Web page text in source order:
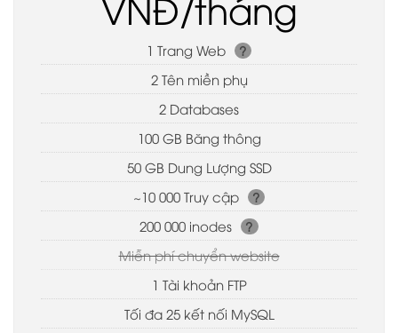
1 Trang Web ?
2 Tên miền phụ
2 Databases
100 GB Băng thông
50 GB Dung Lượng SSD
~10 000 Truy cập
?
200 000 inodes ?
Miễn phí chuyển website
1 Tài khoản FTP
Tối đa 25 kết nối MySQL